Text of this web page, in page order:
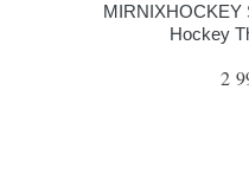
MIRNIXHOCKEY
Hockey
2